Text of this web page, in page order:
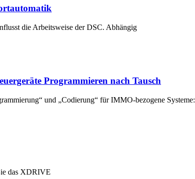
die Arbeitsweise der DSC. Abhängig
Programmieren nach Tausch
und „Codierung“ für IMMO-bezogene Systeme:
das XDRIVE